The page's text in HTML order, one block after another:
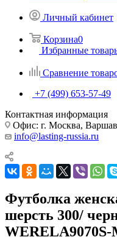
Личный кабинет
Корзина0
Избранные
Сравнение
+7 (499) 653-57-49
Контактная информация
Офис: г. Москва,
info@lasting-russia.ru
Футболка
шерсть 300/
WERELA9070S-